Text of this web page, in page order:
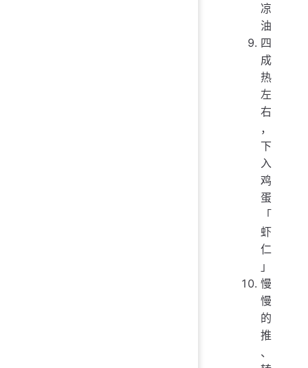
凉
油
四
成
热
左
右
，
下
入
鸡
蛋
「
虾
仁
」
慢
慢
的
推
、